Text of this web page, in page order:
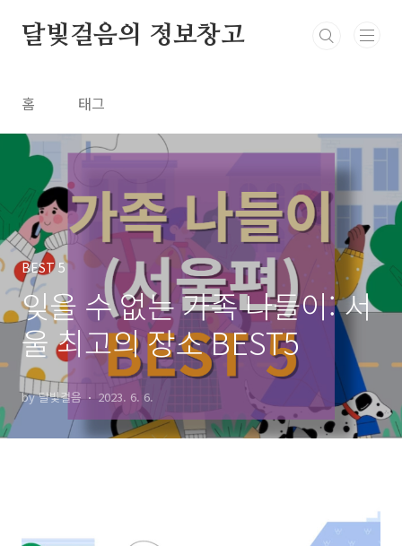
달빛걸음의 정보창고
홈 태그
BEST 5
잊을 수 없는 가족 나들이: 서
울 최고의 장소 BEST5
by 달빛걸음 2023. 6. 6.